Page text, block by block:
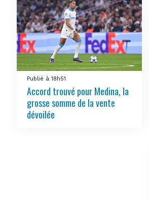
Publié à 18h51
Accord trouvé pour Medina, la
grosse somme de la vente
dévoilée